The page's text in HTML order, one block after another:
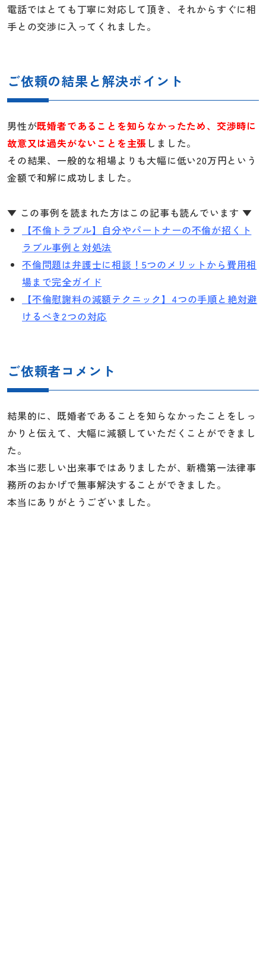
電話ではとても丁寧に対応して頂き、それからすぐに相
手との交渉に入ってくれました。
ご依頼の結果と解決ポイント
男性が既婚者であることを知らなかったため、交渉時に
故意又は過失がないことを主張 しました。
その結果、一般的な相場よりも大幅に低い20万円という
金額で和解に成功しました。
▼ この事例を読まれた方はこの記事も読んでいます ▼
【不倫トラブル】自分やパートナーの不倫が招くト
ラブル事例と対処法
不倫問題は弁護士に相談！5つのメリットから費用相
場まで完全ガイド
【不倫慰謝料の減額テクニック】4つの手順と絶対避
けるべき2つの対応
ご依頼者コメント
結果的に、既婚者であることを知らなかったことをしっ
かりと伝えて、大幅に減額していただくことができまし
た。
本当に悲しい出来事ではありましたが、新橋第一法律事
務所のおかげで無事解決することができました。
本当にありがとうございました。